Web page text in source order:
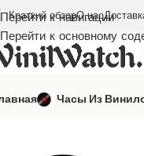
Перейти к навигации
Перейти к основному
Краткий обзорО нас
Часы Из
Главная